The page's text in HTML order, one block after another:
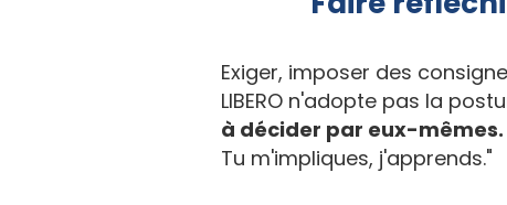
Exiger, imposer des
LIBERO n'adopte pas la
à décider par eux-mêmes.
Tu m'impliques, j'apprends."